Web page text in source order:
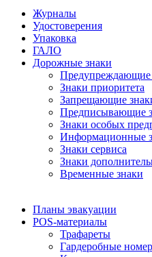
Журналы
Удостоверения
Упаковка
ГАЛО
Дорожные знаки
Предупреждающие
Знаки приоритета
Запрещающие
Предписывающие
Знаки особых
Информационные
Знаки сервиса
Знаки
Временные знаки
Планы эвакуации
POS-материалы
Трафареты
Гардеробные